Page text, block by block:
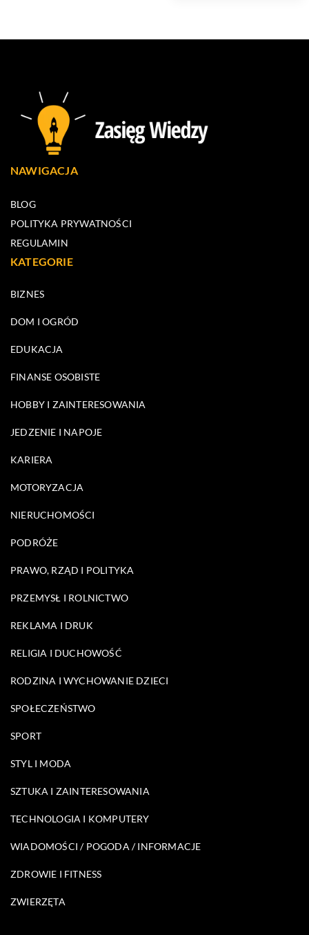
NAWIGACJA
BLOG
POLITYKA PRYWATNOŚCI
REGULAMIN
KATEGORIE
BIZNES
DOM I OGRÓD
EDUKACJA
FINANSE OSOBISTE
HOBBY I ZAINTERESOWANIA
JEDZENIE I NAPOJE
KARIERA
MOTORYZACJA
NIERUCHOMOŚCI
PODRÓŻE
PRAWO, RZĄD I POLITYKA
PRZEMYSŁ I ROLNICTWO
REKLAMA I DRUK
RELIGIA I DUCHOWOŚĆ
RODZINA I WYCHOWANIE DZIECI
SPOŁECZEŃSTWO
SPORT
STYL I MODA
SZTUKA I ZAINTERESOWANIA
TECHNOLOGIA I KOMPUTERY
WIADOMOŚCI / POGODA / INFORMACJE
ZDROWIE I FITNESS
ZWIERZĘTA